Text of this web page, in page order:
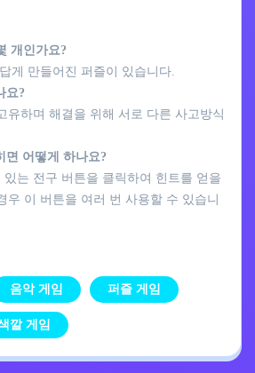
개인가요?
게 만들어진 퍼즐이 있습니다.
요?
유하며 해결을 위해 서로 다른 사고방식
면 어떻게 하나요?
있는 전구 버튼을 클릭하여 힌트를 얻을
우 이 버튼을 여러 번 사용할 수 있습니
음악 게임 퍼즐 게임
깔 게임